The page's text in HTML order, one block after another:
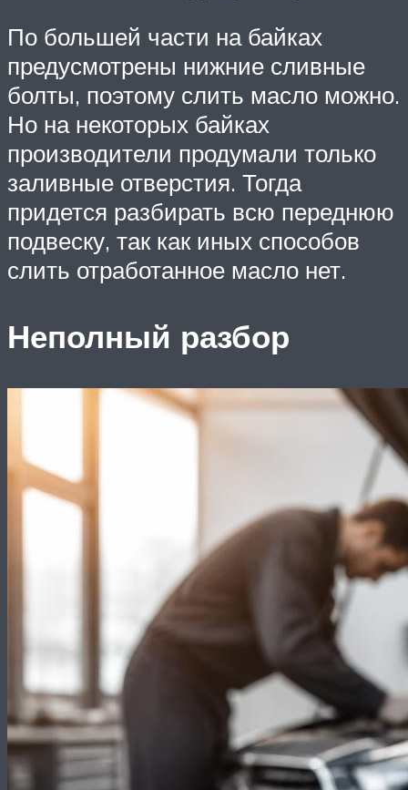
По большей части на байках
предусмотрены нижние сливные
болты, поэтому слить масло можно.
Но на некоторых байках
производители продумали только
заливные отверстия. Тогда
придется разбирать всю переднюю
подвеску, так как иных способов
слить отработанное масло нет.
Неполный разбор